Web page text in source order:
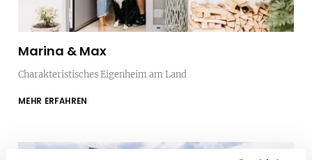
Marina & Max
Charakteristisches Eigenheim am Land
MEHR ERFAHREN